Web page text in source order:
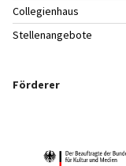
Collegienhaus
Stellenangebote
Förderer